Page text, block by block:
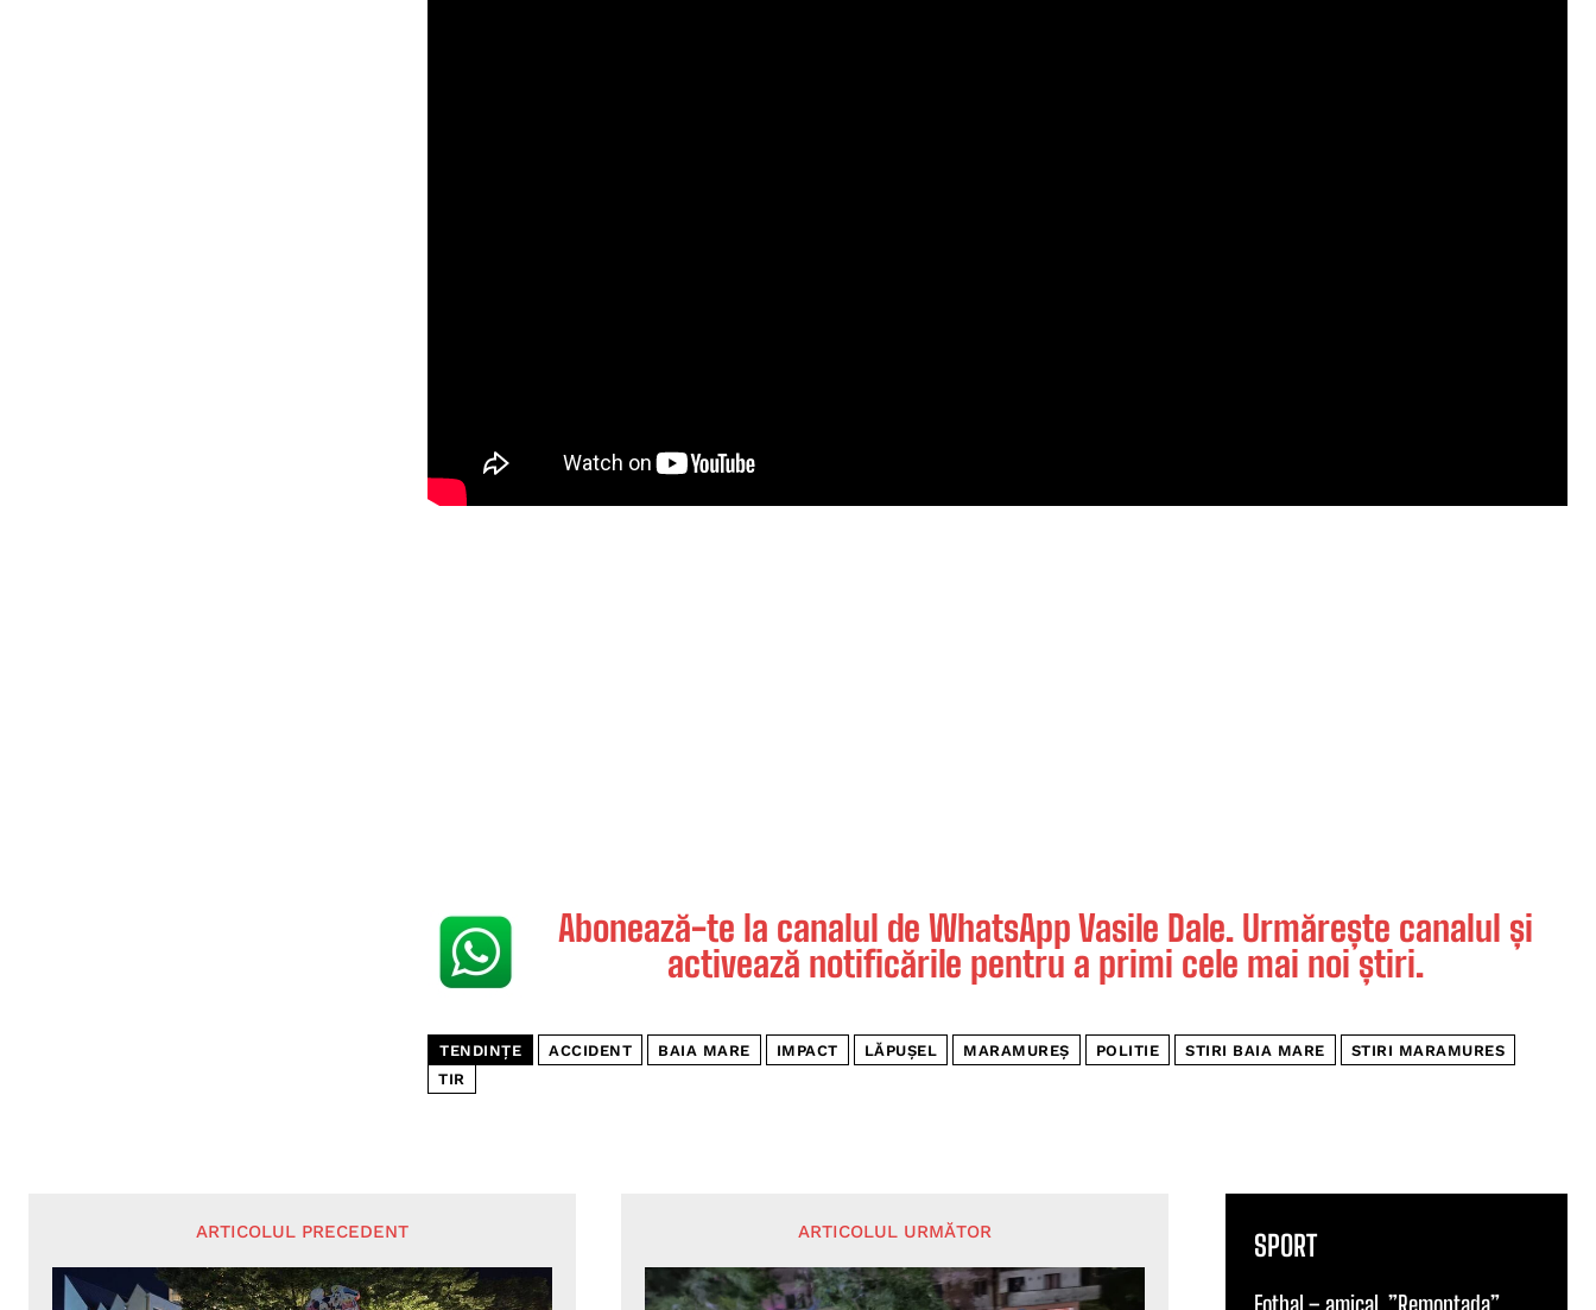
Abonează-te la canalul de WhatsApp Vasile Dale. Urmărește canalul și
activează notificările pentru a primi cele mai noi știri.
TENDINȚE ACCIDENT BAIA MARE IMPACT LĂPUȘEL MARAMUREȘ POLITIE STIRI BAIA MARE
STIRI MARAMURES
TIR
ARTICOLUL PRECEDENT ARTICOLUL URMĂTOR SPORT
Fotbal – amical. ”Remontada”